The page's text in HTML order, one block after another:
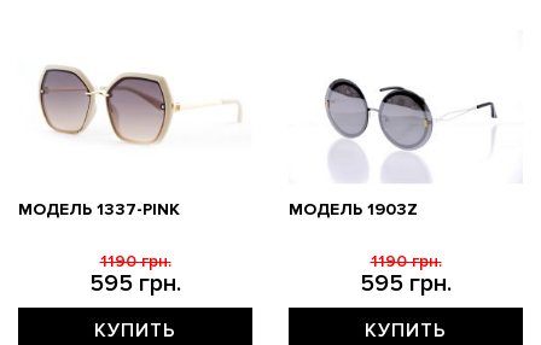
МОДЕЛЬ 1337-PINK
595 грн.
1190 грн.
КУПИТЬ
МОДЕЛЬ 1903Z
595 грн.
1190 грн.
КУПИТЬ